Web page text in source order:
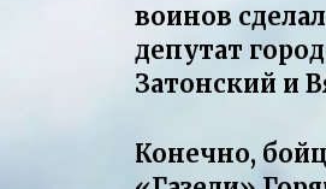
воинов
депутат
Затонский и
Конечно,